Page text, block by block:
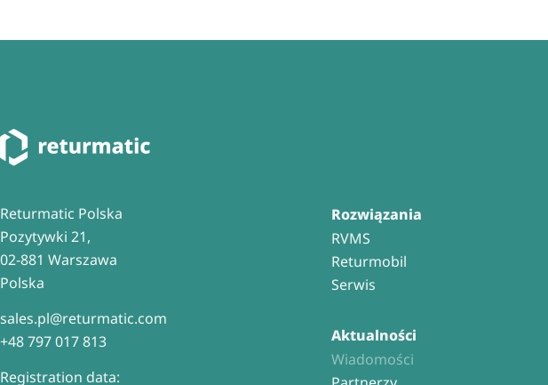
Returmatic Polska
Pozytywki 21,
02-881 Warszawa
Polska
sales.pl@returmatic.com
+48 797 017 813
Registration data:
Rozwiązania
RVMS
Returmobil
Serwis
Aktualności
Wiadomości